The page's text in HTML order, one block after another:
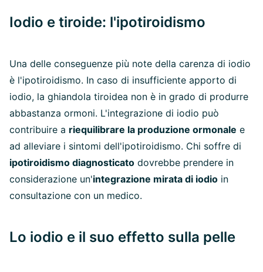
Iodio e tiroide: l'ipotiroidismo
Una delle conseguenze più note della carenza di iodio
è l'ipotiroidismo. In caso di insufficiente apporto di
iodio, la ghiandola tiroidea non è in grado di produrre
abbastanza ormoni. L'integrazione di iodio può
contribuire a riequilibrare la produzione ormonale e
ad alleviare i sintomi dell'ipotiroidismo. Chi soffre di
ipotiroidismo diagnosticato dovrebbe prendere in
considerazione un'integrazione mirata di iodio in
consultazione con un medico.
Lo iodio e il suo effetto sulla pelle